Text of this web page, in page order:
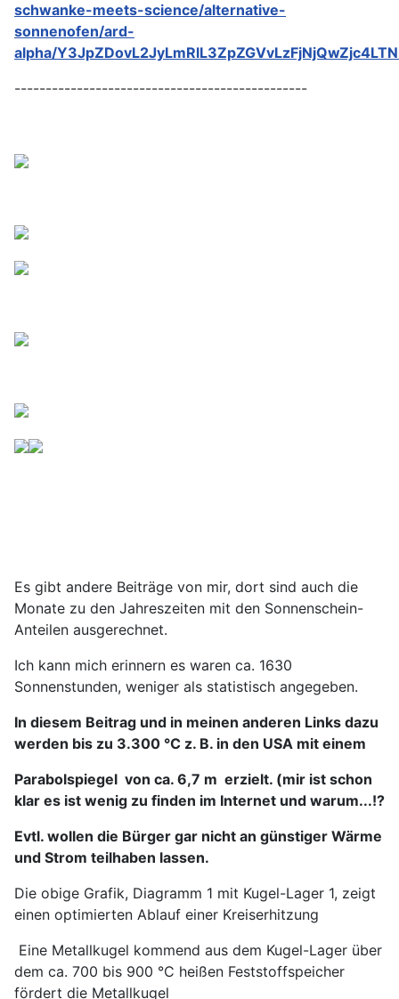
schwanke-meets-science/alternative-
sonnenofen/ard-
alpha/
-----------------------------------------------
Es gibt andere Beiträge von mir, dort sind auch die
Monate zu den Jahreszeiten mit den Sonnenschein-
Anteilen ausgerechnet.
Ich kann mich erinnern es waren ca. 1630
Sonnenstunden, weniger als statistisch angegeben.
In diesem Beitrag und in meinen anderen Links dazu
werden bis zu 3.300 °C z. B. in den USA mit einem
Parabolspiegel von ca. 6,7 m erzielt. (mir ist schon
klar es ist wenig zu finden im Internet und warum...!?
Evtl. wollen die Bürger gar nicht an günstiger Wärme
und Strom teilhaben lassen.
Die obige Grafik, Diagramm 1 mit Kugel-Lager 1, zeigt
einen optimierten Ablauf einer Kreiserhitzung
Eine Metallkugel kommend aus dem Kugel-Lager über
dem ca. 700 bis 900 °C heißen Feststoffspeicher
fördert die Metallkugel